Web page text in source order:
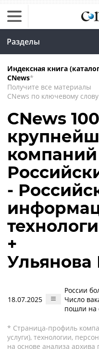
Разделы
Индексная книга
CNews*
Получите все материалы
CNews по ключевому слову
CNews
-
+
18.07.2025
России
Число
пошли на
* Страница-профиль
услуги), технологии,
на основе анализа архива